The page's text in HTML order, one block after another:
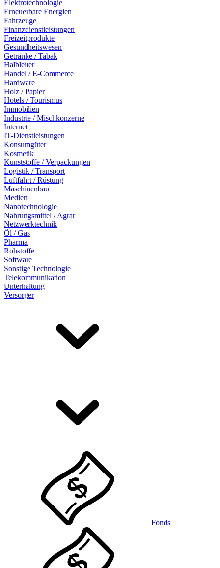
Elektrotechnologie
Erneuerbare Energien
Fahrzeuge
Finanzdienstleistungen
Freizeitprodukte
Gesundheitswesen
Getränke / Tabak
Halbleiter
Handel / E-Commerce
Hardware
Holz / Papier
Hotels / Tourismus
Immobilien
Industrie / Mischkonzerne
Internet
IT-Dienstleistungen
Konsumgüter
Kosmetik
Kunststoffe / Verpackungen
Logistik / Transport
Luftfahrt / Rüstung
Maschinenbau
Medien
Nanotechnologie
Nahrungsmittel / Agrar
Netzwerktechnik
Öl / Gas
Pharma
Rohstoffe
Software
Sonstige Technologie
Telekommunikation
Unterhaltung
Versorger
Fonds